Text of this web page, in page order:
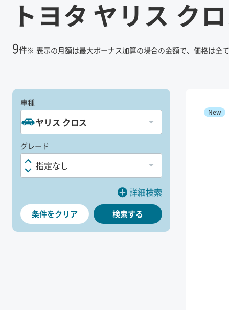
トヨタ ヤリス ク
9件※ 表示の月額は最大ボーナス加算の場合の金額で、価格は全
車種
Choose a maker:
ヤリス クロス
グレード
Choose a grade:
指定なし
詳細検索
条件をクリア 検索する
New